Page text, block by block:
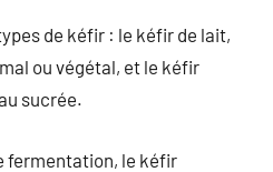
de kéfir : le kéfir de lait,
ou végétal, et le kéfir
sucrée.
fermentation, le kéfir